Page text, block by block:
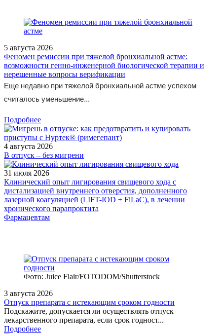
5 августа 2026
Феномен ремиссии при тяжелой бронхиальной астме:
возможности генно-инженерной биологической терапии и
нерешенные вопросы верификации
Еще недавно при тяжелой бронхиальной астме успехом
считалось уменьшение...
Подробнее
4 августа 2026
В отпуск – без мигрени
31 июля 2026
Клинический опыт лигирования свищевого хода с
дистализацией внутреннего отверстия, дополненного
лазерной коагуляцией (LIFT-IOD + FiLaC), в лечении
хронического парапроктита
Фармацевтам
Фото: Juice Flair/FOTODOM/Shutterstoсk
3 августа 2026
Отпуск препарата с истекающим сроком годности
Подскажите, допускается ли осуществлять отпуск
лекарственного препарата, если срок годност...
Подробнее